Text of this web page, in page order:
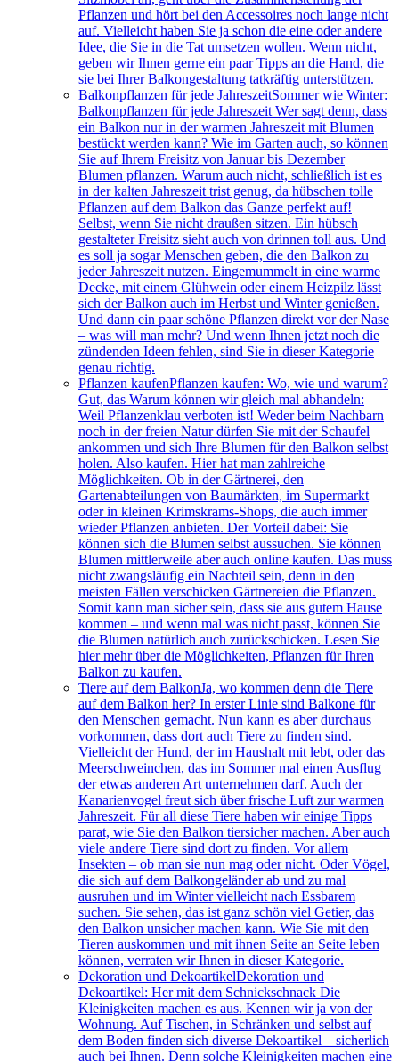
Pflanzen und hört bei den Accessoires noch lange nicht
auf. Vielleicht haben Sie ja schon die eine oder andere
Idee, die Sie in die Tat umsetzen wollen. Wenn nicht,
geben wir Ihnen gerne ein paar Tipps an die Hand, die
sie bei Ihrer Balkongestaltung tatkräftig unterstützen.
Balkonpflanzen für jede JahreszeitSommer wie Winter:
Balkonpflanzen für jede Jahreszeit Wer sagt denn, dass
ein Balkon nur in der warmen Jahreszeit mit Blumen
bestückt werden kann? Wie im Garten auch, so können
Sie auf Ihrem Freisitz von Januar bis Dezember
Blumen pflanzen. Warum auch nicht, schließlich ist es
in der kalten Jahreszeit trist genug, da hübschen tolle
Pflanzen auf dem Balkon das Ganze perfekt auf!
Selbst, wenn Sie nicht draußen sitzen. Ein hübsch
gestalteter Freisitz sieht auch von drinnen toll aus. Und
es soll ja sogar Menschen geben, die den Balkon zu
jeder Jahreszeit nutzen. Eingemummelt in eine warme
Decke, mit einem Glühwein oder einem Heizpilz lässt
sich der Balkon auch im Herbst und Winter genießen.
Und dann ein paar schöne Pflanzen direkt vor der Nase
– was will man mehr? Und wenn Ihnen jetzt noch die
zündenden Ideen fehlen, sind Sie in dieser Kategorie
genau richtig.
Pflanzen kaufenPflanzen kaufen: Wo, wie und warum?
Gut, das Warum können wir gleich mal abhandeln:
Weil Pflanzenklau verboten ist! Weder beim Nachbarn
noch in der freien Natur dürfen Sie mit der Schaufel
ankommen und sich Ihre Blumen für den Balkon selbst
holen. Also kaufen. Hier hat man zahlreiche
Möglichkeiten. Ob in der Gärtnerei, den
Gartenabteilungen von Baumärkten, im Supermarkt
oder in kleinen Krimskrams-Shops, die auch immer
wieder Pflanzen anbieten. Der Vorteil dabei: Sie
können sich die Blumen selbst aussuchen. Sie können
Blumen mittlerweile aber auch online kaufen. Das muss
nicht zwangsläufig ein Nachteil sein, denn in den
meisten Fällen verschicken Gärtnereien die Pflanzen.
Somit kann man sicher sein, dass sie aus gutem Hause
kommen – und wenn mal was nicht passt, können Sie
die Blumen natürlich auch zurückschicken. Lesen Sie
hier mehr über die Möglichkeiten, Pflanzen für Ihren
Balkon zu kaufen.
Tiere auf dem BalkonJa, wo kommen denn die Tiere
auf dem Balkon her? In erster Linie sind Balkone für
den Menschen gemacht. Nun kann es aber durchaus
vorkommen, dass dort auch Tiere zu finden sind.
Vielleicht der Hund, der im Haushalt mit lebt, oder das
Meerschweinchen, das im Sommer mal einen Ausflug
der etwas anderen Art unternehmen darf. Auch der
Kanarienvogel freut sich über frische Luft zur warmen
Jahreszeit. Für all diese Tiere haben wir einige Tipps
parat, wie Sie den Balkon tiersicher machen. Aber auch
viele andere Tiere sind dort zu finden. Vor allem
Insekten – ob man sie nun mag oder nicht. Oder Vögel,
die sich auf dem Balkongeländer ab und zu mal
ausruhen und im Winter vielleicht nach Essbarem
suchen. Sie sehen, das ist ganz schön viel Getier, das
den Balkon unsicher machen kann. Wie Sie mit den
Tieren auskommen und mit ihnen Seite an Seite leben
können, verraten wir Ihnen in dieser Kategorie.
Dekoration und DekoartikelDekoration und
Dekoartikel: Her mit dem Schnickschnack Die
Kleinigkeiten machen es aus. Kennen wir ja von der
Wohnung. Auf Tischen, in Schränken und selbst auf
dem Boden finden sich diverse Dekoartikel – sicherlich
auch bei Ihnen. Denn solche Kleinigkeiten machen eine